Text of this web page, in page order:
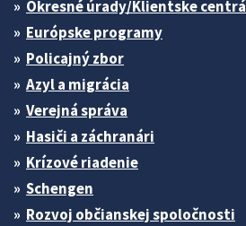
Okresné úrady/Klientske centrá
Európske programy
Policajný zbor
Azyl a migrácia
Verejná správa
Hasiči a záchranári
Krízové riadenie
Schengen
Rozvoj občianskej spoločnosti